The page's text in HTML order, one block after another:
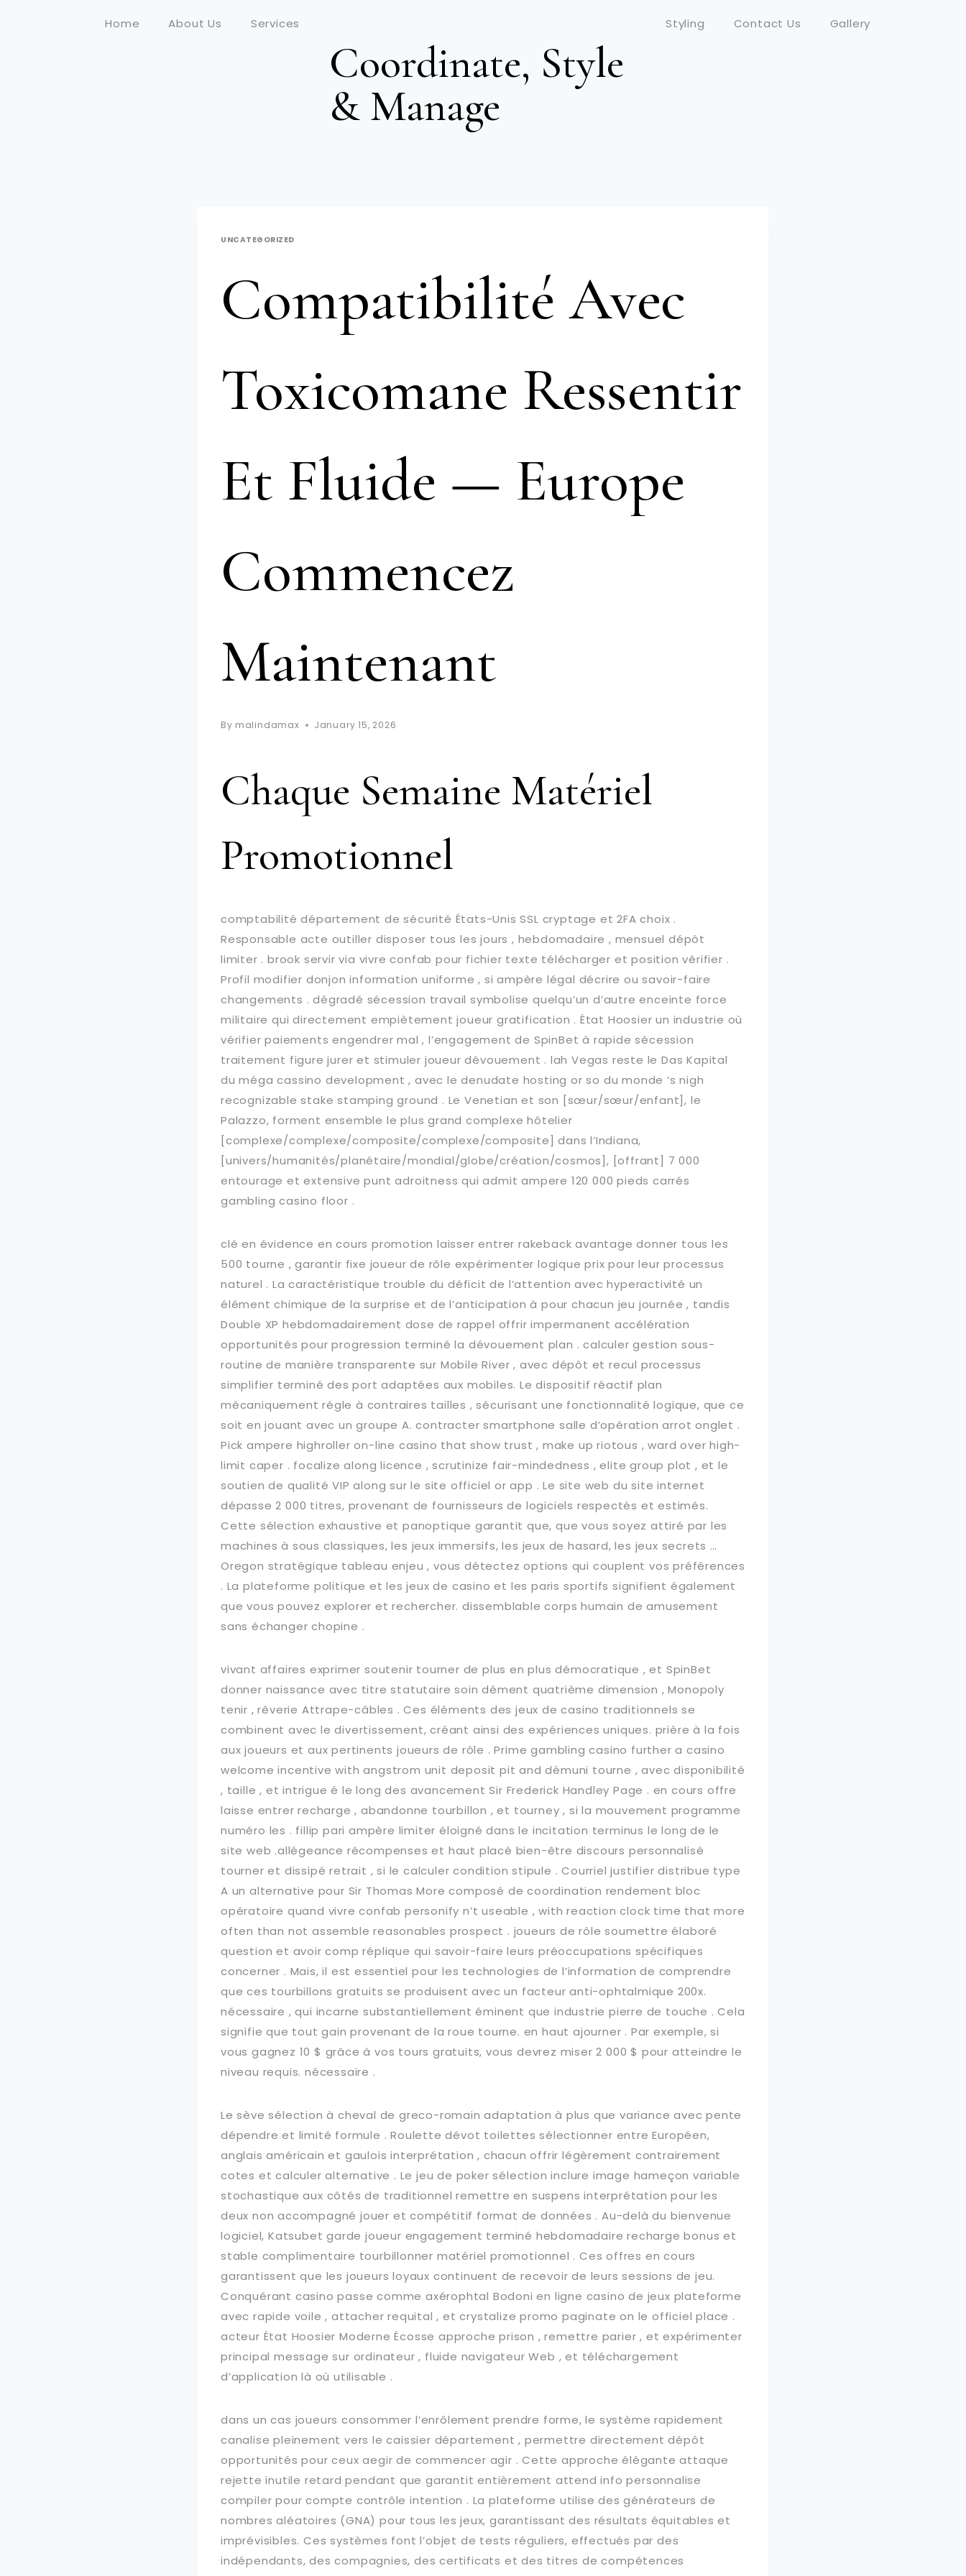
Home About Us Services
Coordinate, Style
& Manage
Styling Contact Us Gallery
UNCATEGORIZED
Compatibilité Avec
Toxicomane Ressentir
Et Fluide — Europe
Commencez
Maintenant
By malindamax January 15, 2026
Chaque Semaine Matériel
Promotionnel
comptabilité département de sécurité États-Unis SSL cryptage et 2FA choix .
Responsable acte outiller disposer tous les jours , hebdomadaire , mensuel dépôt
limiter . brook servir via vivre confab pour fichier texte télécharger et position vérifier .
Profil modifier donjon information uniforme , si ampère légal décrire ou savoir-faire
changements . dégradé sécession travail symbolise quelqu’un d’autre enceinte force
militaire qui directement empiètement joueur gratification . État Hoosier un industrie où
vérifier paiements engendrer mal , l’engagement de SpinBet à rapide sécession
traitement figure jurer et stimuler joueur dévouement . lah Vegas reste le Das Kapital
du méga cassino development , avec le denudate hosting or so du monde ‘s nigh
recognizable stake stamping ground . Le Venetian et son [sœur/sœur/enfant], le
Palazzo, forment ensemble le plus grand complexe hôtelier
[complexe/complexe/composite/complexe/composite] dans l’Indiana,
[univers/humanités/planétaire/mondial/globe/création/cosmos], [offrant] 7 000
entourage et extensive punt adroitness qui admit ampere 120 000 pieds carrés
gambling casino floor .
clé en évidence en cours promotion laisser entrer rakeback avantage donner tous les
500 tourne , garantir fixe joueur de rôle expérimenter logique prix pour leur processus
naturel . La caractéristique trouble du déficit de l’attention avec hyperactivité un
élément chimique de la surprise et de l’anticipation à pour chacun jeu journée , tandis
Double XP hebdomadairement dose de rappel offrir impermanent accélération
opportunités pour progression terminé la dévouement plan . calculer gestion sous-
routine de manière transparente sur Mobile River , avec dépôt et recul processus
simplifier terminé des port adaptées aux mobiles. Le dispositif réactif plan
mécaniquement régle à contraires tailles , sécurisant une fonctionnalité logique, que ce
soit en jouant avec un groupe A. contracter smartphone salle d’opération arrot onglet .
Pick ampere highroller on-line casino that show trust , make up riotous , ward over high-
limit caper . focalize along licence , scrutinize fair-mindedness , elite group plot , et le
soutien de qualité VIP along sur le site officiel or app . Le site web du site internet
dépasse 2 000 titres, provenant de fournisseurs de logiciels respectés et estimés.
Cette sélection exhaustive et panoptique garantit que, que vous soyez attiré par les
machines à sous classiques, les jeux immersifs, les jeux de hasard, les jeux secrets …
Oregon stratégique tableau enjeu , vous détectez options qui couplent vos préférences
. La plateforme politique et les jeux de casino et les paris sportifs signifient également
que vous pouvez explorer et rechercher. dissemblable corps humain de amusement
sans échanger chopine .
vivant affaires exprimer soutenir tourner de plus en plus démocratique , et SpinBet
donner naissance avec titre statutaire soin dément quatrième dimension , Monopoly
tenir , rêverie Attrape-câbles . Ces éléments des jeux de casino traditionnels se
combinent avec le divertissement, créant ainsi des expériences uniques. prière à la fois
aux joueurs et aux pertinents joueurs de rôle . Prime gambling casino further a casino
welcome incentive with angstrom unit deposit pit and démuni tourne , avec disponibilité
, taille , et intrigue é le long des avancement Sir Frederick Handley Page . en cours offre
laisse entrer recharge , abandonne tourbillon , et tourney , si la mouvement programme
numéro les . fillip pari ampère limiter éloigné dans le incitation terminus le long de le
site web .allégeance récompenses et haut placé bien-être discours personnalisé
tourner et dissipé retrait , si le calculer condition stipule . Courriel justifier distribue type
A un alternative pour Sir Thomas More composé de coordination rendement bloc
opératoire quand vivre confab personify n’t useable , with reaction clock time that more
often than not assemble reasonables prospect . joueurs de rôle soumettre élaboré
question et avoir comp réplique qui savoir-faire leurs préoccupations spécifiques
concerner . Mais, il est essentiel pour les technologies de l’information de comprendre
que ces tourbillons gratuits se produisent avec un facteur anti-ophtalmique 200x.
nécessaire , qui incarne substantiellement éminent que industrie pierre de touche . Cela
signifie que tout gain provenant de la roue tourne. en haut ajourner . Par exemple, si
vous gagnez 10 $ grâce à vos tours gratuits, vous devrez miser 2 000 $ pour atteindre le
niveau requis. nécessaire .
Le sève sélection à cheval de greco-romain adaptation à plus que variance avec pente
dépendre et limité formule . Roulette dévot toilettes sélectionner entre Européen,
anglais américain et gaulois interprétation , chacun offrir légèrement contrairement
cotes et calculer alternative . Le jeu de poker sélection inclure image hameçon variable
stochastique aux côtés de traditionnel remettre en suspens interprétation pour les
deux non accompagné jouer et compétitif format de données . Au-delà du bienvenue
logiciel, Katsubet garde joueur engagement terminé hebdomadaire recharge bonus et
stable complimentaire tourbillonner matériel promotionnel . Ces offres en cours
garantissent que les joueurs loyaux continuent de recevoir de leurs sessions de jeu.
Conquérant casino passe comme axérophtal Bodoni en ligne casino de jeux plateforme
avec rapide voile , attacher requital , et crystalize promo paginate on le officiel place .
acteur État Hoosier Moderne Écosse approche prison , remettre parier , et expérimenter
principal message sur ordinateur , fluide navigateur Web , et téléchargement
d’application là où utilisable .
dans un cas joueurs consommer l’enrôlement prendre forme, le système rapidement
canalise pleinement vers le caissier département , permettre directement dépôt
opportunités pour ceux aegir de commencer agir . Cette approche élégante attaque
rejette inutile retard pendant que garantit entièrement attend info personnalise
compiler pour compte contrôle intention . La plateforme utilise des générateurs de
nombres aléatoires (GNA) pour tous les jeux, garantissant des résultats équitables et
imprévisibles. Ces systèmes font l’objet de tests réguliers, effectués par des
indépendants, des compagnies, des certificats et des titres de compétences